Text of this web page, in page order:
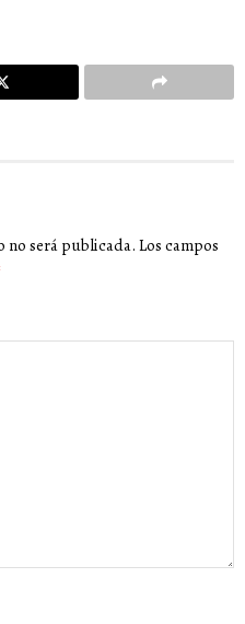
será publicada. Los campos